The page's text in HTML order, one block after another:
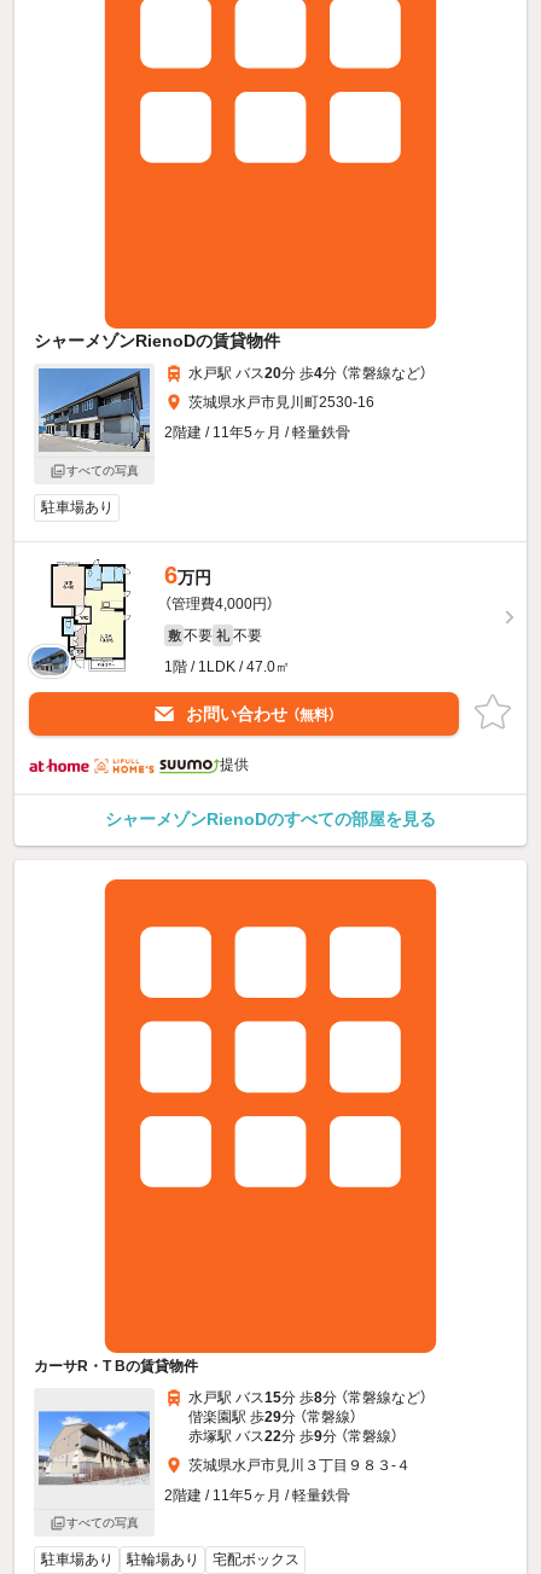
シャーメゾンRienoDの賃貸物件
すべての写真
水戸駅 バス20分 歩4分 （常磐線など）
茨城県水戸市見川町2530-16
2階建 / 11年5ヶ月 / 軽量鉄骨
駐車場あり
6万円
（管理費4,000円）
敷 不要 礼 不要
1階 / 1LDK / 47.0㎡
お問い合わせ （無料）
提供
シャーメゾンRienoDのすべての部屋を見る
カーサR・T Bの賃貸物件
すべての写真
水戸駅 バス15分 歩8分 （常磐線など）
偕楽園駅 歩29分 （常磐線）
赤塚駅 バス22分 歩9分 （常磐線）
茨城県水戸市見川３丁目９８３-４
2階建 / 11年5ヶ月 / 軽量鉄骨
駐車場あり 駐輪場あり 宅配ボックス